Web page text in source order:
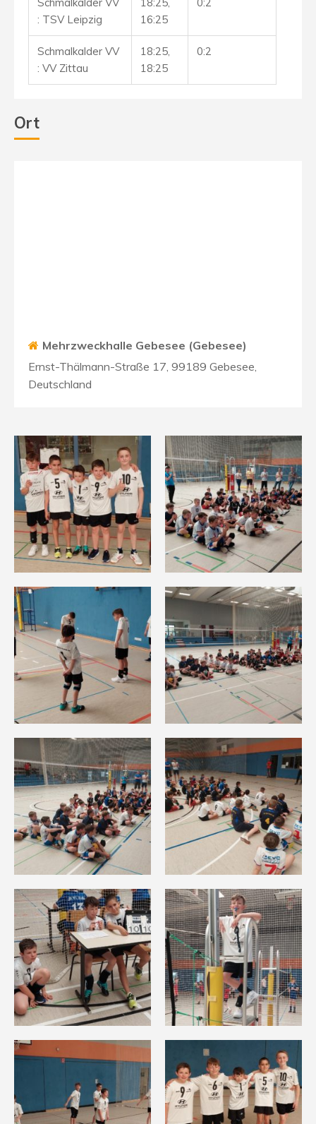
: TSV Leipzig
16:25
Schmalkalder VV
: VV Zittau
18:25,
18:25
0:2
Ort
Mehrzweckhalle Gebesee (Gebesee)
Ernst-Thälmann-Straße 17, 99189 Gebesee,
Deutschland